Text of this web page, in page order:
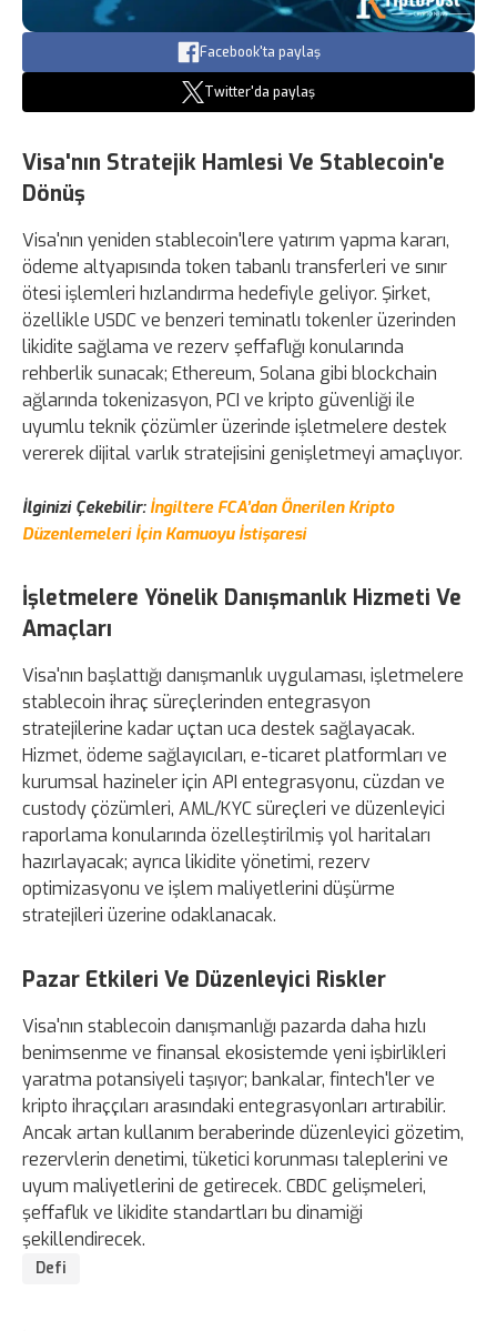
Facebook'ta paylaş
Twitter'da paylaş
Visa'nın Stratejik Hamlesi Ve Stablecoin'e
Dönüş
Visa'nın yeniden stablecoin'lere yatırım yapma kararı,
ödeme altyapısında token tabanlı transferleri ve sınır
ötesi işlemleri hızlandırma hedefiyle geliyor. Şirket,
özellikle USDC ve benzeri teminatlı tokenler üzerinden
likidite sağlama ve rezerv şeffaflığı konularında
rehberlik sunacak; Ethereum, Solana gibi blockchain
ağlarında tokenizasyon, PCI ve kripto güvenliği ile
uyumlu teknik çözümler üzerinde işletmelere destek
vererek dijital varlık stratejisini genişletmeyi amaçlıyor.
İlginizi Çekebilir: İngiltere FCA’dan Önerilen Kripto
Düzenlemeleri İçin Kamuoyu İstişaresi
İşletmelere Yönelik Danışmanlık Hizmeti Ve
Amaçları
Visa'nın başlattığı danışmanlık uygulaması, işletmelere
stablecoin ihraç süreçlerinden entegrasyon
stratejilerine kadar uçtan uca destek sağlayacak.
Hizmet, ödeme sağlayıcıları, e-ticaret platformları ve
kurumsal hazineler için API entegrasyonu, cüzdan ve
custody çözümleri, AML/KYC süreçleri ve düzenleyici
raporlama konularında özelleştirilmiş yol haritaları
hazırlayacak; ayrıca likidite yönetimi, rezerv
optimizasyonu ve işlem maliyetlerini düşürme
stratejileri üzerine odaklanacak.
Pazar Etkileri Ve Düzenleyici Riskler
Visa'nın stablecoin danışmanlığı pazarda daha hızlı
benimsenme ve finansal ekosistemde yeni işbirlikleri
yaratma potansiyeli taşıyor; bankalar, fintech'ler ve
kripto ihraççıları arasındaki entegrasyonları artırabilir.
Ancak artan kullanım beraberinde düzenleyici gözetim,
rezervlerin denetimi, tüketici korunması taleplerini ve
uyum maliyetlerini de getirecek. CBDC gelişmeleri,
şeffaflık ve likidite standartları bu dinamiği
şekillendirecek.
Defi